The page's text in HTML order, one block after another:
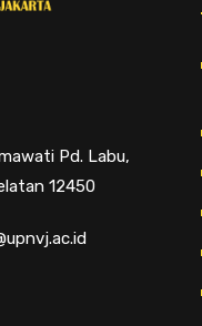
Pd. Labu,
12450